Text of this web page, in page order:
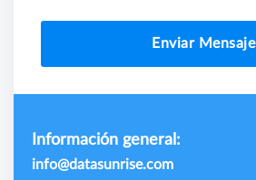
Enviar Mensaje
Información general:
info@datasunrise.com